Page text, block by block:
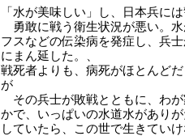
「水が美味しい」し、日本兵には
勇敢に戦う衛生状況が悪い。
フスなどの伝染病を発症し、兵
にまん延した。、
戦死者よりも、病死がほとんどだ
が
その兵士が敗戦とともに、わ
かで、いっぱいの水道水があり
していたら、この世で生きていけ